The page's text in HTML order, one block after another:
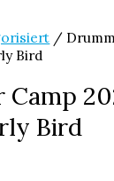
/
Bird
Bird